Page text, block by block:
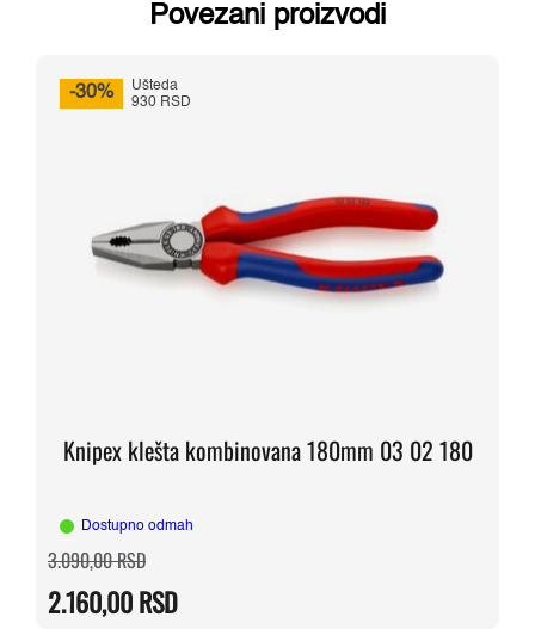
Povezani proizvodi
-30%
Ušteda
930 RSD
Knipex klešta kombinovana 180mm 03 02 180
Dostupno odmah
3.090,00RSDOriginalna
cena
bila:
3.090,00 RSD.
2.160,00RSD
Trenutna
cena
2.160,00 RSD.